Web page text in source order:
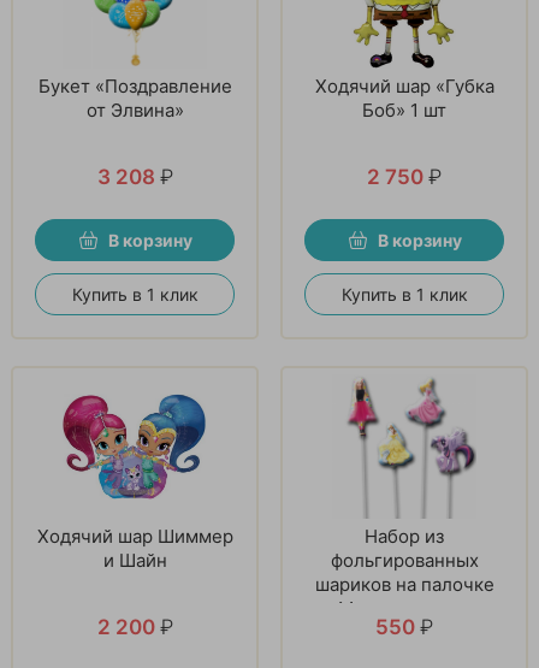
Букет «Поздравление
от Элвина»
3 208 ₽
В корзину
Купить в 1 клик
Ходячий шар «Губка
Боб» 1 шт
2 750 ₽
В корзину
Купить в 1 клик
Ходячий шар Шиммер
и Шайн
2 200 ₽
Набор из
фольгированных
шариков на палочке
«Мечта девочек»
550 ₽